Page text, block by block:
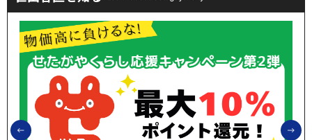
前のスライドを表示